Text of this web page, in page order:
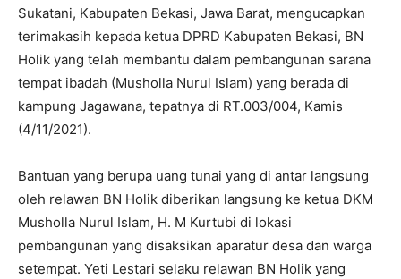
Sukatani, Kabupaten Bekasi, Jawa Barat, mengucapkan
terimakasih kepada ketua DPRD Kabupaten Bekasi, BN
Holik yang telah membantu dalam pembangunan sarana
tempat ibadah (Musholla Nurul Islam) yang berada di
kampung Jagawana, tepatnya di RT.003/004, Kamis
(4/11/2021).
Bantuan yang berupa uang tunai yang di antar langsung
oleh relawan BN Holik diberikan langsung ke ketua DKM
Musholla Nurul Islam, H. M Kurtubi di lokasi
pembangunan yang disaksikan aparatur desa dan warga
setempat. Yeti Lestari selaku relawan BN Holik yang